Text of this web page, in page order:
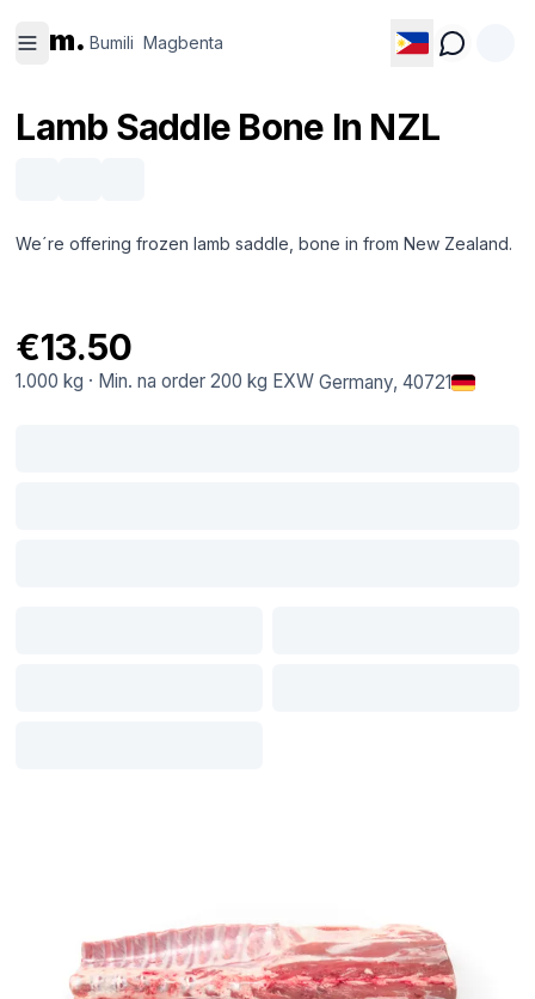
m. Bumili Magbenta
Lamb Saddle Bone In NZL
We´re offering frozen lamb saddle, bone in from New Zealand.
€13.50
1.000 kg · Min. na order 200 kg EXW Germany, 40721